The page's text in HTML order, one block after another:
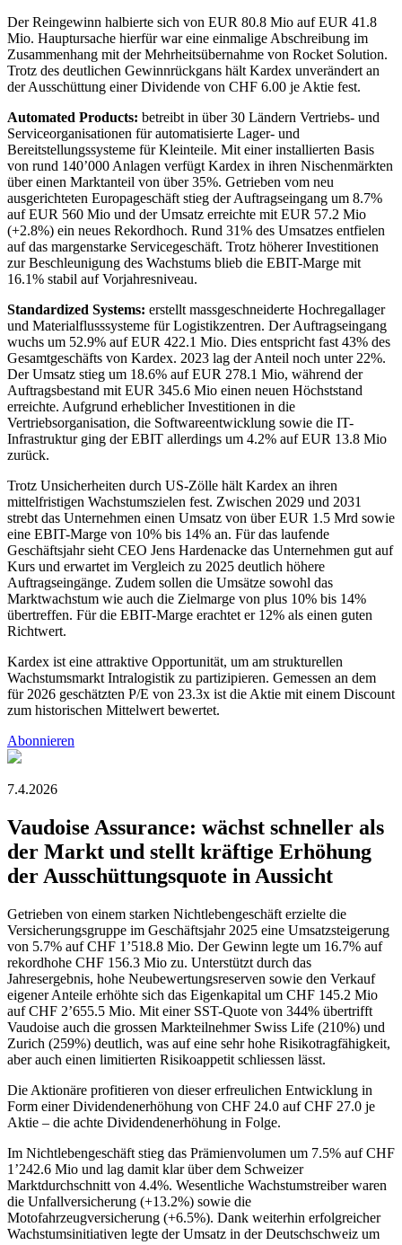
Der Reingewinn halbierte sich von EUR 80.8 Mio auf EUR 41.8
Mio. Hauptursache hierfür war eine einmalige Abschreibung im
Zusammenhang mit der Mehrheitsübernahme von Rocket Solution.
Trotz des deutlichen Gewinnrückgans hält Kardex unverändert an
der Ausschüttung einer Dividende von CHF 6.00 je Aktie fest.
Automated Products: betreibt in über 30 Ländern Vertriebs- und
Serviceorganisationen für automatisierte Lager- und
Bereitstellungssysteme für Kleinteile. Mit einer installierten Basis
von rund 140’000 Anlagen verfügt Kardex in ihren Nischenmärkten
über einen Marktanteil von über 35%. Getrieben vom neu
ausgerichteten Europageschäft stieg der Auftragseingang um 8.7%
auf EUR 560 Mio und der Umsatz erreichte mit EUR 57.2 Mio
(+2.8%) ein neues Rekordhoch. Rund 31% des Umsatzes entfielen
auf das margenstarke Servicegeschäft. Trotz höherer Investitionen
zur Beschleunigung des Wachstums blieb die EBIT-Marge mit
16.1% stabil auf Vorjahresniveau.
Standardized Systems: erstellt massgeschneiderte Hochregallager
und Materialflusssysteme für Logistikzentren. Der Auftragseingang
wuchs um 52.9% auf EUR 422.1 Mio. Dies entspricht fast 43% des
Gesamtgeschäfts von Kardex. 2023 lag der Anteil noch unter 22%.
Der Umsatz stieg um 18.6% auf EUR 278.1 Mio, während der
Auftragsbestand mit EUR 345.6 Mio einen neuen Höchststand
erreichte. Aufgrund erheblicher Investitionen in die
Vertriebsorganisation, die Softwareentwicklung sowie die IT-
Infrastruktur ging der EBIT allerdings um 4.2% auf EUR 13.8 Mio
zurück.
Trotz Unsicherheiten durch US-Zölle hält Kardex an ihren
mittelfristigen Wachstumszielen fest. Zwischen 2029 und 2031
strebt das Unternehmen einen Umsatz von über EUR 1.5 Mrd sowie
eine EBIT-Marge von 10% bis 14% an. Für das laufende
Geschäftsjahr sieht CEO Jens Hardenacke das Unternehmen gut auf
Kurs und erwartet im Vergleich zu 2025 deutlich höhere
Auftragseingänge. Zudem sollen die Umsätze sowohl das
Marktwachstum wie auch die Zielmarge von plus 10% bis 14%
übertreffen. Für die EBIT-Marge erachtet er 12% als einen guten
Richtwert.
Kardex ist eine attraktive Opportunität, um am strukturellen
Wachstumsmarkt Intralogistik zu partizipieren. Gemessen an dem
für 2026 geschätzten P/E von 23.3x ist die Aktie mit einem Discount
zum historischen Mittelwert bewertet.
Abonnieren
7.4.2026
Vaudoise Assurance: wächst schneller als
der Markt und stellt kräftige Erhöhung
der Ausschüttungsquote in Aussicht
Getrieben von einem starken Nichtlebengeschäft erzielte die
Versicherungsgruppe im Geschäftsjahr 2025 eine Umsatzsteigerung
von 5.7% auf CHF 1’518.8 Mio. Der Gewinn legte um 16.7% auf
rekordhohe CHF 156.3 Mio zu. Unterstützt durch das
Jahresergebnis, hohe Neubewertungsreserven sowie den Verkauf
eigener Anteile erhöhte sich das Eigenkapital um CHF 145.2 Mio
auf CHF 2’655.5 Mio. Mit einer SST-Quote von 344% übertrifft
Vaudoise auch die grossen Markteilnehmer Swiss Life (210%) und
Zurich (259%) deutlich, was auf eine sehr hohe Risikotragfähigkeit,
aber auch einen limitierten Risikoappetit schliessen lässt.
Die Aktionäre profitieren von dieser erfreulichen Entwicklung in
Form einer Dividendenerhöhung von CHF 24.0 auf CHF 27.0 je
Aktie – die achte Dividendenerhöhung in Folge.
Im Nichtlebengeschäft stieg das Prämienvolumen um 7.5% auf CHF
1’242.6 Mio und lag damit klar über dem Schweizer
Marktdurchschnitt von 4.4%. Wesentliche Wachstumstreiber waren
die Unfallversicherung (+13.2%) sowie die
Motofahrzeugversicherung (+6.5%). Dank weiterhin erfolgreicher
Wachstumsinitiativen legte der Umsatz in der Deutschschweiz um